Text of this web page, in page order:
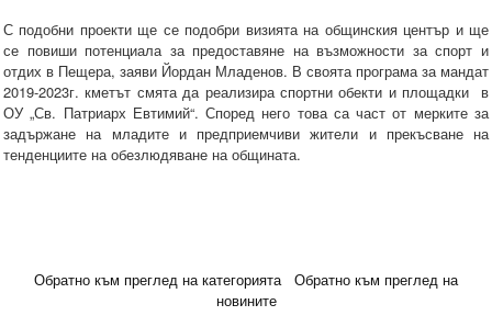
С подобни проекти ще се подобри визията на общинския център и ще
се повиши потенциала за предоставяне на възможности за спорт и
отдих в Пещера, заяви Йордан Младенов. В своята програма за мандат
2019-2023г. кметът смята да реализира спортни обекти и площадки в
ОУ „Св. Патриарх Евтимий“. Според него това са част от мерките за
задържане на младите и предприемчиви жители и прекъсване на
тенденциите на обезлюдяване на общината.
Обратно към преглед на категорията
Обратно към преглед на
новините